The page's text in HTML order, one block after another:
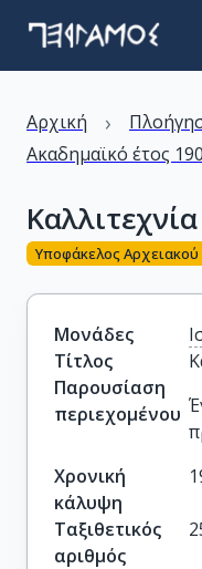
Αρχική ›
Ακαδημαϊκό έτος
Καλλιτεχνία
Υποφάκελος
Μονάδες
Τίτλος
Παρουσίαση
περιεχομένου
Χρονική
κάλυψη
Ταξιθετικός
αριθμός